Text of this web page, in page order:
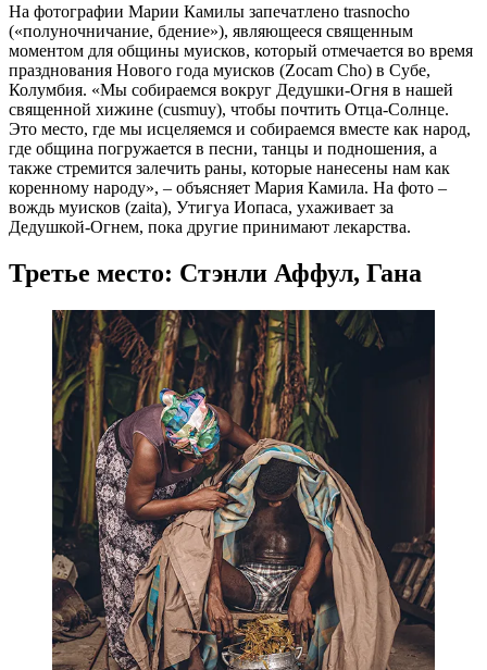
На фотографии Марии Камилы запечатлено trasnocho
(«полуночничание, бдение»), являющееся священным
моментом для общины муисков, который отмечается во время
празднования Нового года муисков (Zocam Cho) в Субе,
Колумбия. «Мы собираемся вокруг Дедушки-Огня в нашей
священной хижине (cusmuy), чтобы почтить Отца-Солнце.
Это место, где мы исцеляемся и собираемся вместе как народ,
где община погружается в песни, танцы и подношения, а
также стремится залечить раны, которые нанесены нам как
коренному народу», – объясняет Мария Камила. На фото –
вождь муисков (zaita), Утигуа Иопаса, ухаживает за
Дедушкой-Огнем, пока другие принимают лекарства.
Третье место: Стэнли Аффул, Гана